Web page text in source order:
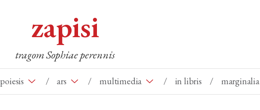
zapisi
tragom Sophiae perennis
poiesis / ars / multimedia / in libris / marginalia